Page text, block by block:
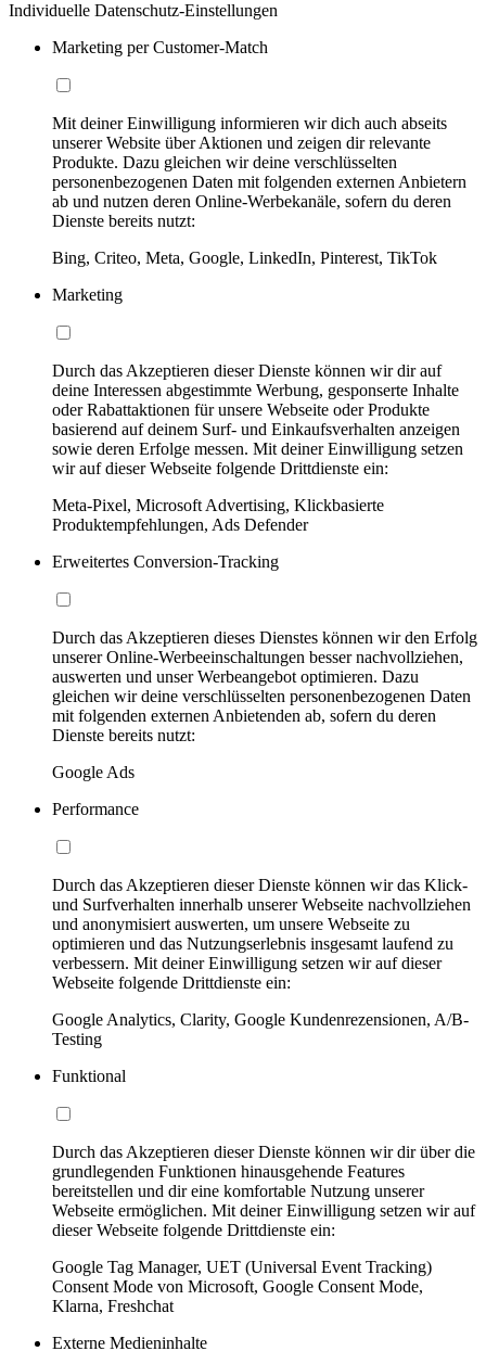
Individuelle Datenschutz-Einstellungen
Marketing per Customer-Match
Mit deiner Einwilligung informieren wir dich auch abseits
unserer Website über Aktionen und zeigen dir relevante
Produkte. Dazu gleichen wir deine verschlüsselten
personenbezogenen Daten mit folgenden externen Anbietern
ab und nutzen deren Online-Werbekanäle, sofern du deren
Dienste bereits nutzt:
Bing, Criteo, Meta, Google, LinkedIn, Pinterest, TikTok
Marketing
Durch das Akzeptieren dieser Dienste können wir dir auf
deine Interessen abgestimmte Werbung, gesponserte Inhalte
oder Rabattaktionen für unsere Webseite oder Produkte
basierend auf deinem Surf- und Einkaufsverhalten anzeigen
sowie deren Erfolge messen. Mit deiner Einwilligung setzen
wir auf dieser Webseite folgende Drittdienste ein:
Meta-Pixel, Microsoft Advertising, Klickbasierte
Produktempfehlungen, Ads Defender
Erweitertes Conversion-Tracking
Durch das Akzeptieren dieses Dienstes können wir den Erfolg
unserer Online-Werbeeinschaltungen besser nachvollziehen,
auswerten und unser Werbeangebot optimieren. Dazu
gleichen wir deine verschlüsselten personenbezogenen Daten
mit folgenden externen Anbietenden ab, sofern du deren
Dienste bereits nutzt:
Google Ads
Performance
Durch das Akzeptieren dieser Dienste können wir das Klick-
und Surfverhalten innerhalb unserer Webseite nachvollziehen
und anonymisiert auswerten, um unsere Webseite zu
optimieren und das Nutzungserlebnis insgesamt laufend zu
verbessern. Mit deiner Einwilligung setzen wir auf dieser
Webseite folgende Drittdienste ein:
Google Analytics, Clarity, Google Kundenrezensionen, A/B-
Testing
Funktional
Durch das Akzeptieren dieser Dienste können wir dir über die
grundlegenden Funktionen hinausgehende Features
bereitstellen und dir eine komfortable Nutzung unserer
Webseite ermöglichen. Mit deiner Einwilligung setzen wir auf
dieser Webseite folgende Drittdienste ein:
Google Tag Manager, UET (Universal Event Tracking)
Consent Mode von Microsoft, Google Consent Mode,
Klarna, Freshchat
Externe Medieninhalte